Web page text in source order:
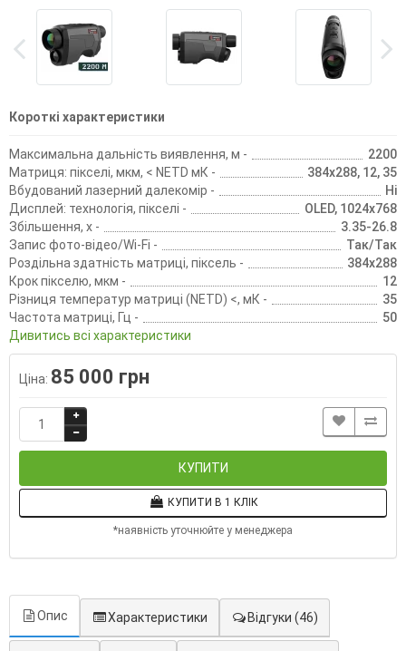
Короткі характеристики
Максимальна дальність виявлення, м -
2200
Матриця: пікселі, мкм, < NETD мК -
384х288, 12, 35
Вбудований лазерний далекомір -
Ні
Дисплей: технологія, пікселі -
OLED, 1024х768
Збільшення, х -
3.35-26.8
Запис фото-відео/Wi-Fi -
Так/Так
Роздільна здатність матриці, піксель -
384х288
Крок пікселю, мкм -
12
Різниця температур матриці (NETD) <, мК -
35
Частота матриці, Гц -
50
Дивитись всі характеристики
Ціна: 85 000 грн
КУПИТИ
КУПИТИ В 1 КЛІК
*наявність уточнюйте у менеджера
Опис Характеристики Відгуки (46)